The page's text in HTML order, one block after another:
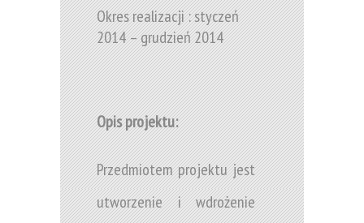
Okres realizacji : styczeń
2014 – grudzień 2014
Opis projektu:
Przedmiotem projektu jest
utworzenie i wdrożenie